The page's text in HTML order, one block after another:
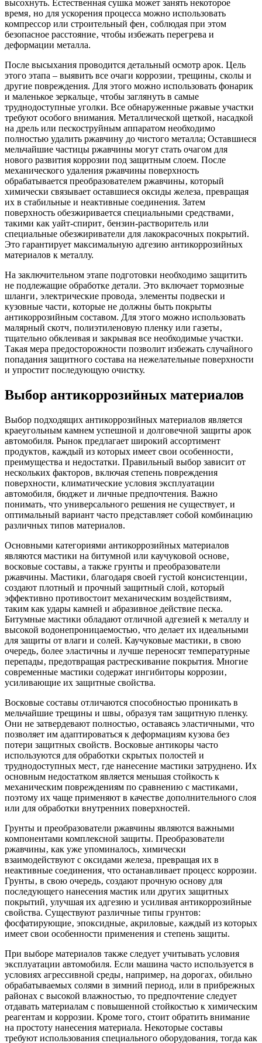
высохнуть. Естественная сушка может занять некоторое
время‚ но для ускорения процесса можно использовать
компрессор или строительный фен‚ соблюдая при этом
безопасное расстояние‚ чтобы избежать перегрева и
деформации металла.
После высыхания проводится детальный осмотр арок. Цель
этого этапа – выявить все очаги коррозии‚ трещины‚ сколы и
другие повреждения. Для этого можно использовать фонарик
и маленькое зеркальце‚ чтобы заглянуть в самые
труднодоступные уголки. Все обнаруженные ржавые участки
требуют особого внимания. Металлической щеткой‚ насадкой
на дрель или пескоструйным аппаратом необходимо
полностью удалить ржавчину до чистого металла; Оставшиеся
мельчайшие частицы ржавчины могут стать очагом для
нового развития коррозии под защитным слоем. После
механического удаления ржавчины поверхность
обрабатывается преобразователем ржавчины‚ который
химически связывает оставшиеся оксиды железа‚ превращая
их в стабильные и неактивные соединения. Затем
поверхность обезжиривается специальными средствами‚
такими как уайт-спирит‚ бензин-растворитель или
специальные обезжириватели для лакокрасочных покрытий.
Это гарантирует максимальную адгезию антикоррозийных
материалов к металлу.
На заключительном этапе подготовки необходимо защитить
не подлежащие обработке детали. Это включает тормозные
шланги‚ электрические провода‚ элементы подвески и
кузовные части‚ которые не должны быть покрыты
антикоррозийным составом. Для этого можно использовать
малярный скотч‚ полиэтиленовую пленку или газеты‚
тщательно обклеивая и закрывая все необходимые участки.
Такая мера предосторожности позволит избежать случайного
попадания защитного состава на нежелательные поверхности
и упростит последующую очистку.
Выбор антикоррозийных материалов
Выбор подходящих антикоррозийных материалов является
краеугольным камнем успешной и долговечной защиты арок
автомобиля. Рынок предлагает широкий ассортимент
продуктов‚ каждый из которых имеет свои особенности‚
преимущества и недостатки. Правильный выбор зависит от
нескольких факторов‚ включая степень повреждения
поверхности‚ климатические условия эксплуатации
автомобиля‚ бюджет и личные предпочтения. Важно
понимать‚ что универсального решения не существует‚ и
оптимальный вариант часто представляет собой комбинацию
различных типов материалов.
Основными категориями антикоррозийных материалов
являются мастики на битумной или каучуковой основе‚
восковые составы‚ а также грунты и преобразователи
ржавчины. Мастики‚ благодаря своей густой консистенции‚
создают плотный и прочный защитный слой‚ который
эффективно противостоит механическим воздействиям‚
таким как удары камней и абразивное действие песка.
Битумные мастики обладают отличной адгезией к металлу и
высокой водонепроницаемостью‚ что делает их идеальными
для защиты от влаги и солей. Каучуковые мастики‚ в свою
очередь‚ более эластичны и лучше переносят температурные
перепады‚ предотвращая растрескивание покрытия. Многие
современные мастики содержат ингибиторы коррозии‚
усиливающие их защитные свойства.
Восковые составы отличаются способностью проникать в
мельчайшие трещины и швы‚ образуя там защитную пленку.
Они не затвердевают полностью‚ оставаясь эластичными‚ что
позволяет им адаптироваться к деформациям кузова без
потери защитных свойств. Восковые антикоры часто
используются для обработки скрытых полостей и
труднодоступных мест‚ где нанесение мастики затруднено. Их
основным недостатком является меньшая стойкость к
механическим повреждениям по сравнению с мастиками‚
поэтому их чаще применяют в качестве дополнительного слоя
или для обработки внутренних поверхностей.
Грунты и преобразователи ржавчины являются важными
компонентами комплексной защиты. Преобразователи
ржавчины‚ как уже упоминалось‚ химически
взаимодействуют с оксидами железа‚ превращая их в
неактивные соединения‚ что останавливает процесс коррозии.
Грунты‚ в свою очередь‚ создают прочную основу для
последующего нанесения мастик или других защитных
покрытий‚ улучшая их адгезию и усиливая антикоррозийные
свойства. Существуют различные типы грунтов:
фосфатирующие‚ эпоксидные‚ акриловые‚ каждый из которых
имеет свои особенности применения и степень защиты.
При выборе материалов также следует учитывать условия
эксплуатации автомобиля. Если машина часто используется в
условиях агрессивной среды‚ например‚ на дорогах‚ обильно
обрабатываемых солями в зимний период‚ или в прибрежных
районах с высокой влажностью‚ то предпочтение следует
отдавать материалам с повышенной стойкостью к химическим
реагентам и коррозии. Кроме того‚ стоит обратить внимание
на простоту нанесения материала. Некоторые составы
требуют использования специального оборудования‚ тогда как